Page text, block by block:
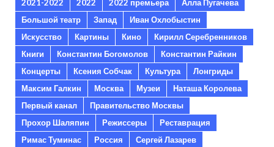
2021-2022
2022 2022 премьера
Алла Пугачева
Большой театр
Запад
Иван Охлобыстин
Искусство
Картины Кино
Кирилл Серебренников
Книги
Константин Богомолов
Константин Райкин
Концерты
Ксения Собчак Культура
Лонгриды
Максим Галкин
Москва Музеи
Наташа Королева
Первый канал
Правительство Москвы
Прохор Шаляпин
Режиссеры
Реставрация
Римас Туминас
Россия
Сергей Лазарев